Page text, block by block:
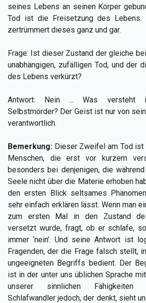
seines Lebens an seinen Körper
Tod ist die Freisetzung des Lebens.
zertrümmert dieses ganz und gar.
Frage: Ist dieser Zustand der gleiche
unabhängigen, zufälligen Tod, und der
des Lebens verkürzt?
Antwort: Nein ... Was versteht
Selbstmörder? Der Geist ist nur von
verantwortlich.
Bemerkung: Dieser Zweifel am Tod
Menschen, die erst vor kurzem
besonders bei denjenigen, die
Seele nicht über die Materie erhoben
den ersten Blick seltsames
sehr einfach erklären lässt. Wenn man
zum ersten Mal in den Zustand
versetzt wurde, fragt, ob er schlafe,
immer ‘nein’. Und seine Antwort ist
Fragenden, der die Frage falsch stellt,
ungeeigneten Begriffs bedient. Der
ist in der unter uns üblichen Sprache
unserer sinnlichen Fähigkeiten
Schlafwandler jedoch, der denkt, sieht